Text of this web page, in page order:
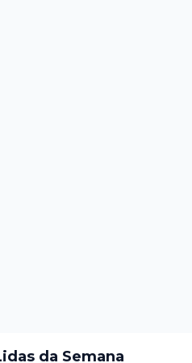
da Semana